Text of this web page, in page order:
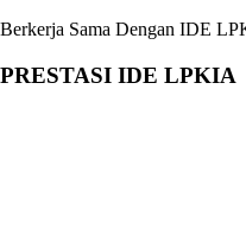
Berkerja Sama Dengan IDE
PRESTASI IDE LPKIA